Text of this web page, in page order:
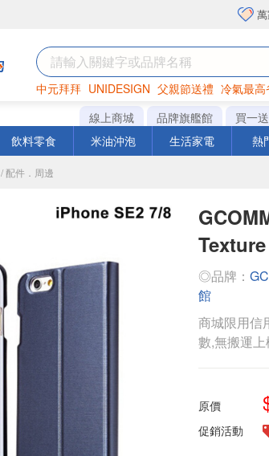
中元拜拜 UNIDESIGN 父親節送禮 冷氣最高
巧克力 罐頭 衛生紙
線上商城 品牌旗艦館 買一
飲料零食 米油沖泡 生活家電 熱
/ 配件．周邊
◎品牌：
館
商城限用信
數,無搬運
原價
促銷活動